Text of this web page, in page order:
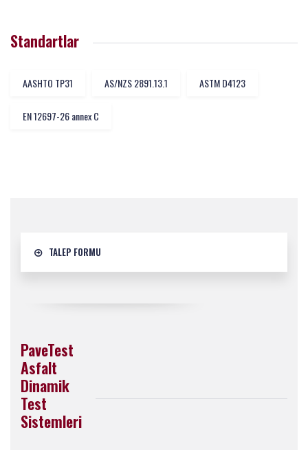
Standartlar
AASHTO TP31 AS/NZS 2891.13.1 ASTM D4123
EN 12697-26 annex C
TALEP FORMU
PaveTest
Asfalt
Dinamik
Test
Sistemleri